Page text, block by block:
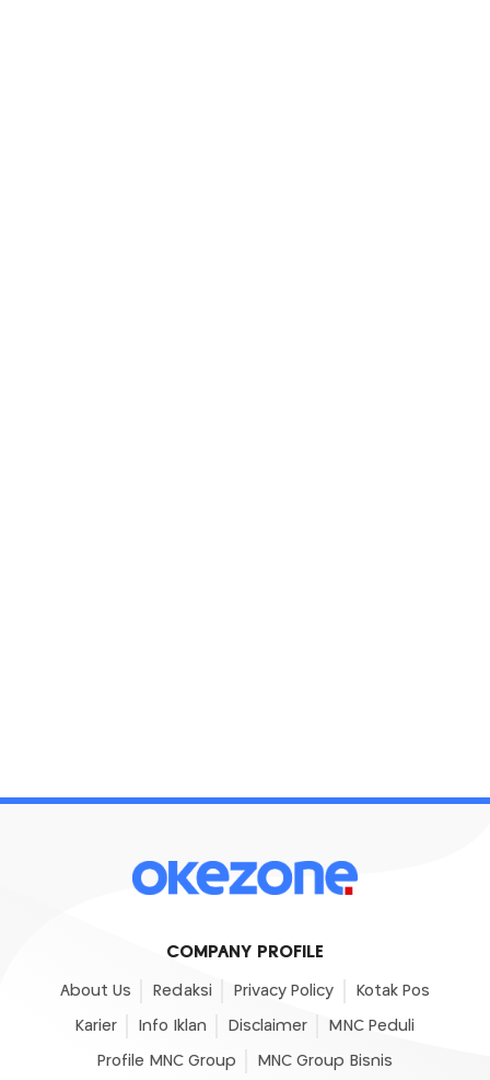
COMPANY PROFILE
About Us Redaksi Privacy Policy Kotak Pos
Karier Info Iklan Disclaimer MNC Peduli
Profile MNC Group MNC Group Bisnis